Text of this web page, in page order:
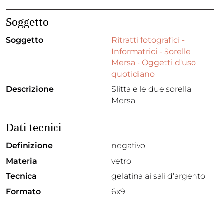
Soggetto
Soggetto
Ritratti fotografici -
Informatrici - Sorelle
Mersa - Oggetti d'uso
quotidiano
Descrizione
Slitta e le due sorella
Mersa
Dati tecnici
Definizione
negativo
Materia
vetro
Tecnica
gelatina ai sali d'argento
Formato
6x9